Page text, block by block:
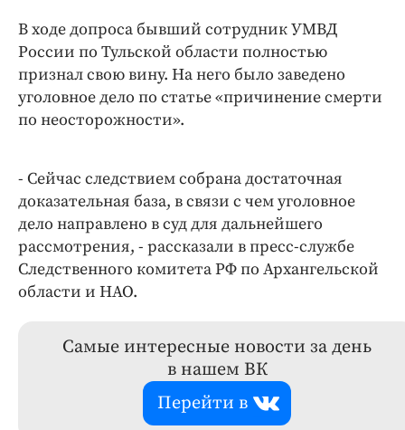
В ходе допроса бывший сотрудник УМВД
России по Тульской области полностью
признал свою вину. На него было заведено
уголовное дело по статье «причинение смерти
по неосторожности».
- Сейчас следствием собрана достаточная
доказательная база, в связи с чем уголовное
дело направлено в суд для дальнейшего
рассмотрения, - рассказали в пресс-службе
Следственного комитета РФ по Архангельской
области и НАО.
Самые интересные новости за день
в нашем ВК
Перейти в